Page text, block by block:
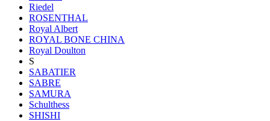
Riedel
ROSENTHAL
Royal Albert
ROYAL BONE CHINA
Royal Doulton
S
SABATIER
SABRE
SAMURA
Schulthess
SHISHI